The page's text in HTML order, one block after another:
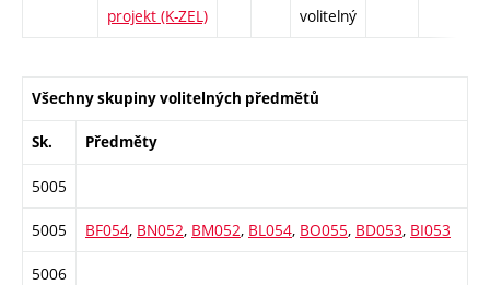
projekt (K-ZEL)
volitelný
Všechny skupiny volitelných předmětů
Sk. Předměty
5005
5005 BF054, BN052, BM052, BL054, BO055, BD053, BI053
5006